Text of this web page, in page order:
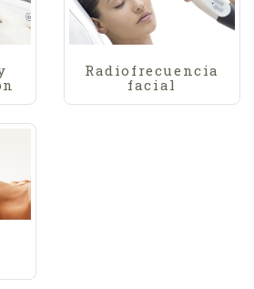
Radiofrecuencia
facial